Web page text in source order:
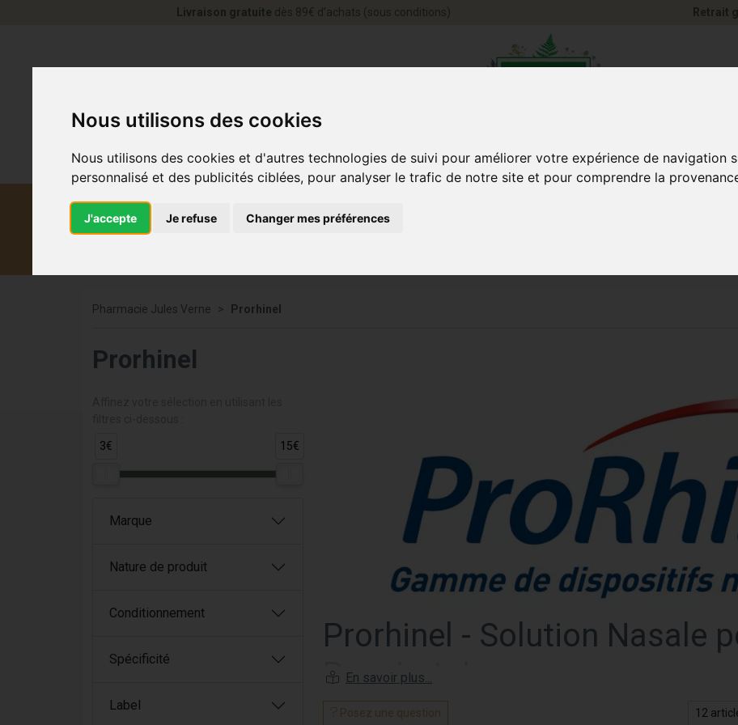
Nous utilisons des cookies
Nous utilisons des cookies et d'autres technologies de suivi pour améliorer votre expérience de navigation
personnalisé et des publicités ciblées, pour analyser le trafic de notre site et pour comprendre la
J'accepte Je refuse Changer mes préférences
Livraison gratuite dès 89€ d’achats (sous conditions) Retrait
Pharmacie Jules Verne Prorhinel
Prorhinel
Prorhinel - Solution Nasale
Respiratoire
Prorhinelest une marque spécialisée dans les solutions nasales
Posez une question
3€ 15€
Marque
Nature de produit
Conditionnement
Spécificité
Label